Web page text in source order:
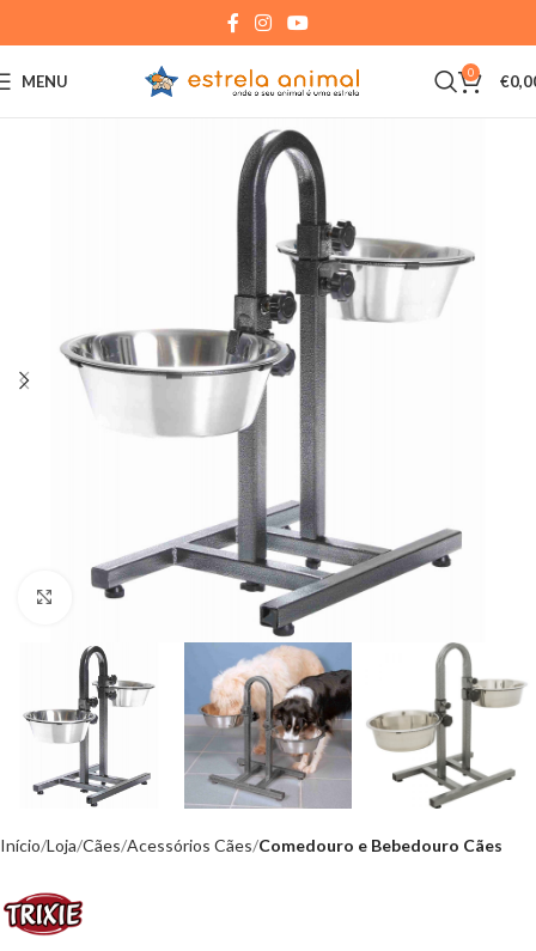
MENU 0 €
Click to enlarge
Início Loja Cães Acessórios Cães Comedouro e Bebedouro Cães